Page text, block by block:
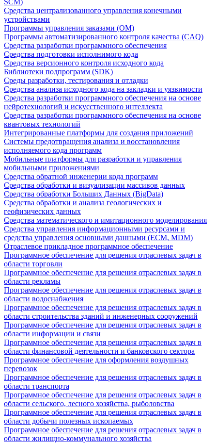
SCM)
Средства централизованного управления конечными
устройствами
Программы управления заказами (OM)
Программы автоматизированного контроля качества (CAQ)
Средства разработки программного обеспечения
Средства подготовки исполнимого кода
Средства версионного контроля исходного кода
Библиотеки подпрограмм (SDK)
Среды разработки, тестирования и отладки
Средства анализа исходного кода на закладки и уязвимости
Средства разработки программного обеспечения на основе
нейротехнологий и искусственного интеллекта
Средства разработки программного обеспечения на основе
квантовых технологий
Интегрированные платформы для создания приложений
Системы предотвращения анализа и восстановления
исполняемого кода программ
Мобильные платформы для разработки и управления
мобильными приложениями
Средства обратной инженерии кода программ
Средства обработки и визуализации массивов данных
Средства обработки Больших Данных (BigData)
Средства обработки и анализа геологических и
геофизических данных
Средства математического и имитационного моделирования
Средства управления информационными ресурсами и
средства управления основными данными (ECM, MDM)
Отраслевое прикладное программное обеспечение
Программное обеспечение для решения отраслевых задач в
области торговли
Программное обеспечение для решения отраслевых задач в
области рекламы
Программное обеспечение для решения отраслевых задач в
области водоснабжения
Программное обеспечение для решения отраслевых задач в
области строительства зданий и инженерных сооружений
Программное обеспечение для решения отраслевых задач в
области информации и связи
Программное обеспечение для решения отраслевых задач в
области финансовой деятельности и банковского сектора
Программное обеспечение для оформления воздушных
перевозок
Программное обеспечение для решения отраслевых задач в
области транспорта
Программное обеспечение для решения отраслевых задач в
области сельского, лесного хозяйства, рыболовства
Программное обеспечение для решения отраслевых задач в
области добычи полезных ископаемых
Программное обеспечение для решения отраслевых задач в
области жилищно-коммунального хозяйства